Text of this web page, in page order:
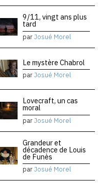
9/11, vingt ans plus
tard
parJosué Morel
Le mystère Chabrol
parJosué Morel
Lovecraft, un cas
moral
parJosué Morel
Grandeur et
décadence de Louis
de Funès
parJosué Morel